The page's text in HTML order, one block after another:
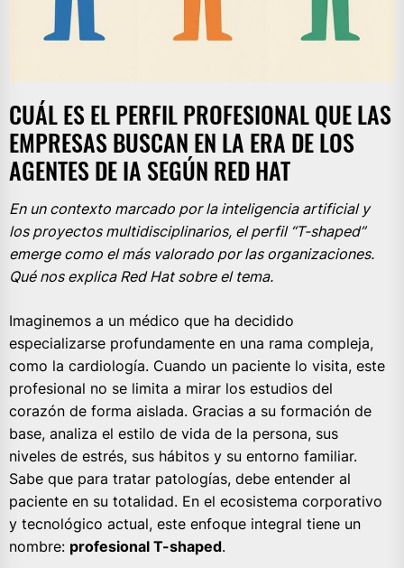
CUÁL ES EL PERFIL PROFESIONAL QUE LAS
EMPRESAS BUSCAN EN LA ERA DE LOS
AGENTES DE IA SEGÚN RED HAT
En un contexto marcado por la inteligencia artificial y
los proyectos multidisciplinarios, el perfil “T-shaped”
emerge como el más valorado por las organizaciones.
Qué nos explica Red Hat sobre el tema.
Imaginemos a un médico que ha decidido
especializarse profundamente en una rama compleja,
como la cardiología. Cuando un paciente lo visita, este
profesional no se limita a mirar los estudios del
corazón de forma aislada. Gracias a su formación de
base, analiza el estilo de vida de la persona, sus
niveles de estrés, sus hábitos y su entorno familiar.
Sabe que para tratar patologías, debe entender al
paciente en su totalidad. En el ecosistema corporativo
y tecnológico actual, este enfoque integral tiene un
nombre: profesional T-shaped.